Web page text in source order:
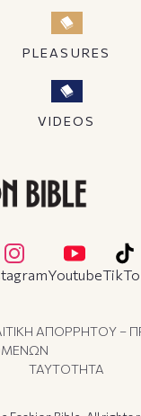
PLEASURES
VIDEOS
Youtube
ΑΠΟΡΡΗΤΟΥ –
ΤΑΥΤΟΤΗΤΑ